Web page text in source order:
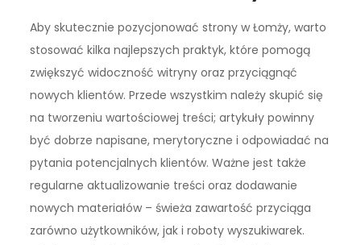
Aby skutecznie pozycjonować strony w Łomży, warto
stosować kilka najlepszych praktyk, które pomogą
zwiększyć widoczność witryny oraz przyciągnąć
nowych klientów. Przede wszystkim należy skupić się
na tworzeniu wartościowej treści; artykuły powinny
być dobrze napisane, merytoryczne i odpowiadać na
pytania potencjalnych klientów. Ważne jest także
regularne aktualizowanie treści oraz dodawanie
nowych materiałów – świeża zawartość przyciąga
zarówno użytkowników, jak i roboty wyszukiwarek.